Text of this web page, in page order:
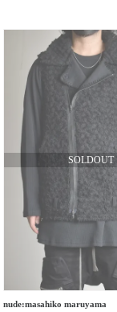
nude:masahiko maruyama